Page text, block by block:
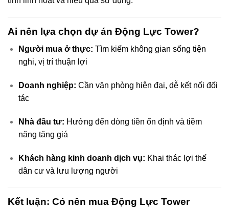
Ai nên lựa chọn dự án Động Lực Tower?
Người mua ở thực: Tìm kiếm không gian sống tiện
nghi, vị trí thuận lợi
Doanh nghiệp: Cần văn phòng hiện đại, dễ kết nối đối
tác
Nhà đầu tư: Hướng đến dòng tiền ổn định và tiềm
năng tăng giá
Khách hàng kinh doanh dịch vụ: Khai thác lợi thế
dân cư và lưu lượng người
Kết luận: Có nên mua Động Lực Tower